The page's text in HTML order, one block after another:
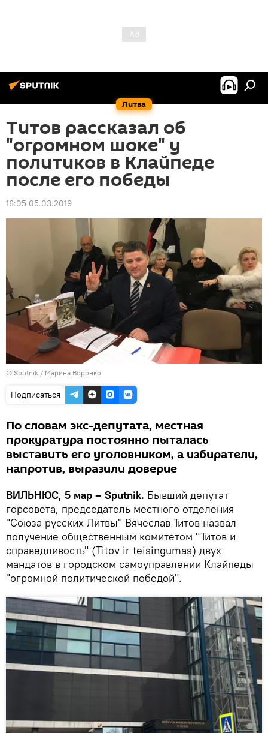
Литва
Титов рассказал об
"огромном шоке" у
политиков в Клайпеде
после его победы
16:05 05.03.2019
© Sputnik / Марина Воронко
Подписаться
По словам экс-депутата, местная
прокуратура постоянно пыталась
выставить его уголовником, а избиратели,
напротив, выразили доверие
ВИЛЬНЮС, 5 мар – Sputnik. Бывший депутат
горсовета, председатель местного отделения
"Союза русских Литвы" Вячеслав Титов назвал
получение общественным комитетом "Титов и
справедливость" (Titov ir teisingumas) двух
мандатов в городском самоуправлении Клайпеды
"огромной политической победой".